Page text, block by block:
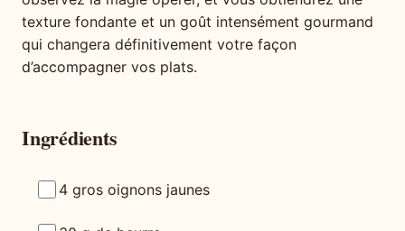
texture fondante et un goût intensément gourmand
qui changera définitivement votre façon
d’accompagner vos plats.
Ingrédients
4 gros oignons jaunes